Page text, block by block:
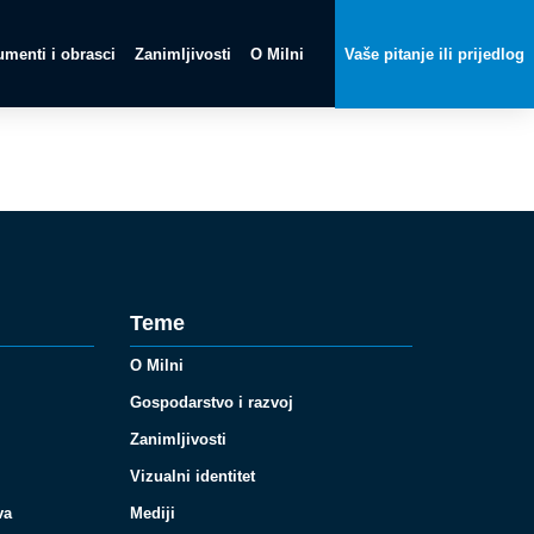
i obrasci Zanimljivosti O Milni Vaše pitanje ili prijedlog
Teme
O Milni
Gospodarstvo i razvoj
Zanimljivosti
Vizualni identitet
Mediji